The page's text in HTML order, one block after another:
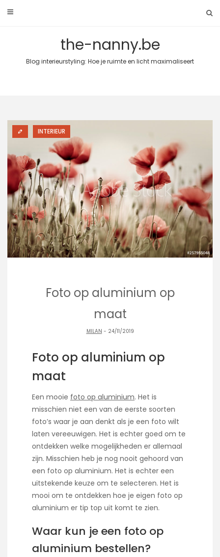
the-nanny.be
Blog interieurstyling: Hoe je ruimte en licht maximaliseert
INTERIEUR
Foto op aluminium op
maat
MILAN - 24/11/2019
Foto op aluminium op
maat
Een mooie foto op aluminium. Het is
misschien niet een van de eerste soorten
foto’s waar je aan denkt als je een foto wilt
laten vereeuwigen. Het is echter goed om te
ontdekken welke mogelijkheden er allemaal
zijn. Misschien heb je nog nooit gehoord van
een foto op aluminium. Het is echter een
uitstekende keuze om te selecteren. Het is
mooi om te ontdekken hoe je eigen foto op
aluminium er tip top uit komt te zien.
Waar kun je een foto op
aluminium bestellen?